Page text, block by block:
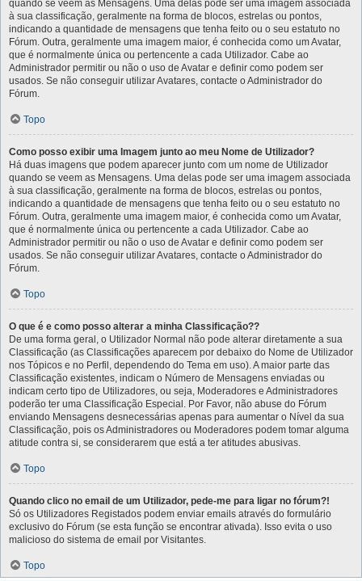
quando se veem as Mensagens. Uma delas pode ser uma imagem associada
à sua classificação, geralmente na forma de blocos, estrelas ou pontos,
indicando a quantidade de mensagens que tenha feito ou o seu estatuto no
Fórum. Outra, geralmente uma imagem maior, é conhecida como um Avatar,
que é normalmente única ou pertencente a cada Utilizador. Cabe ao
Administrador permitir ou não o uso de Avatar e definir como podem ser
usados. Se não conseguir utilizar Avatares, contacte o Administrador do
Fórum.
Topo
Como posso exibir uma Imagem junto ao meu Nome de Utilizador?
Há duas imagens que podem aparecer junto com um nome de Utilizador
quando se veem as Mensagens. Uma delas pode ser uma imagem associada
à sua classificação, geralmente na forma de blocos, estrelas ou pontos,
indicando a quantidade de mensagens que tenha feito ou o seu estatuto no
Fórum. Outra, geralmente uma imagem maior, é conhecida como um Avatar,
que é normalmente única ou pertencente a cada Utilizador. Cabe ao
Administrador permitir ou não o uso de Avatar e definir como podem ser
usados. Se não conseguir utilizar Avatares, contacte o Administrador do
Fórum.
Topo
O que é e como posso alterar a minha Classificação??
De uma forma geral, o Utilizador Normal não pode alterar diretamente a sua
Classificação (as Classificações aparecem por debaixo do Nome de Utilizador
nos Tópicos e no Perfil, dependendo do Tema em uso). A maior parte das
Classificação existentes, indicam o Número de Mensagens enviadas ou
indicam certo tipo de Utilizadores, ou seja, Moderadores e Administradores
poderão ter uma Classificação Especial. Por Favor, não abuse do Fórum
enviando Mensagens desnecessárias apenas para aumentar o Nível da sua
Classificação, pois os Administradores ou Moderadores podem tomar alguma
atitude contra si, se considerarem que está a ter atitudes abusivas.
Topo
Quando clico no email de um Utilizador, pede-me para ligar no fórum?!
Só os Utilizadores Registados podem enviar emails através do formulário
exclusivo do Fórum (se esta função se encontrar ativada). Isso evita o uso
malicioso do sistema de email por Visitantes.
Topo